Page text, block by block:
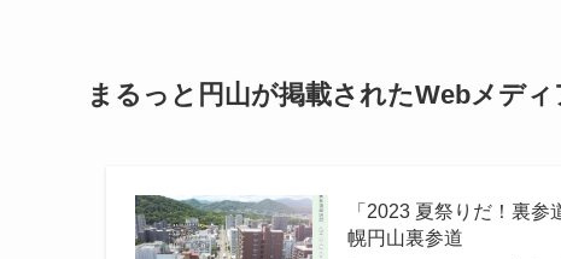
まるっと円山が掲載されたWebメディ
「2023 夏祭りだ！裏
幌円山裏参道